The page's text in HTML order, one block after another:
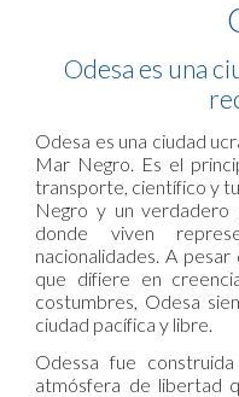
Odesa es una
Odesa es una ciudad
Mar Negro. Es el
transporte, científico y
Negro y un verdadero
donde viven
nacionalidades. A
que difiere en
costumbres, Odesa
ciudad pacífica y libre.
Odessa fue
atmósfera de libertad